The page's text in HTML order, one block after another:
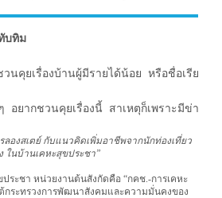
บทิม
นคุยเรื่องบ้านผู้มีรายได้น้อย หรือชื่อเรียกแ
คุยเรื่องนี้ สาเหตุก็เพราะมีข่าวแจก
องสเตย์ กับแนวคิดเพิ่มอาชีพจากนักท่องเที่ยว
ในบ้านเคหะสุขประชา”
ะชา หน่วยงานต้นสังกัดคือ “กคช.-การเคหะ
กระทรวงการพัฒนาสังคมและความมั่นคงของ